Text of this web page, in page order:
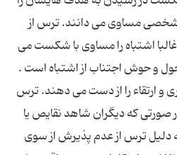
شخصی مساوی می دانند. ترس از
اشتباه را مساوی با شكست می
و حوش اجتناب از اشتباه است .
و ارتقاء را از دست می دهند. ترس
در صورتی كه دیگران شاهد نقایص یا
دلیل ترس از عدم پذیرش از سوی